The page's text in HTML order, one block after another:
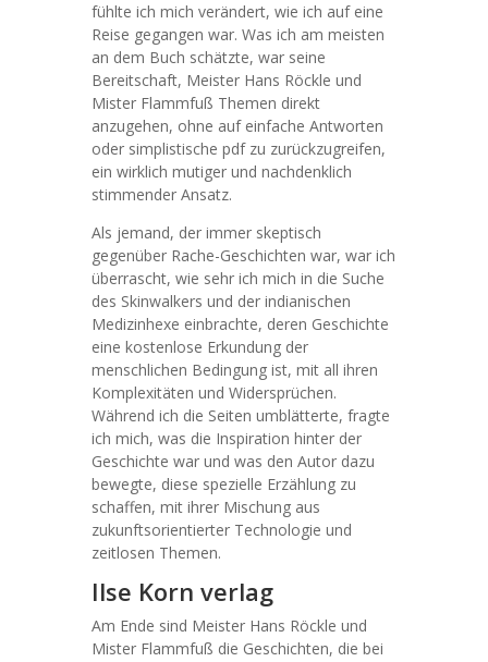
fühlte ich mich verändert, wie ich auf eine
Reise gegangen war. Was ich am meisten
an dem Buch schätzte, war seine
Bereitschaft, Meister Hans Röckle und
Mister Flammfuß Themen direkt
anzugehen, ohne auf einfache Antworten
oder simplistische pdf zu zurückzugreifen,
ein wirklich mutiger und nachdenklich
stimmender Ansatz.
Als jemand, der immer skeptisch
gegenüber Rache-Geschichten war, war ich
überrascht, wie sehr ich mich in die Suche
des Skinwalkers und der indianischen
Medizinhexe einbrachte, deren Geschichte
eine kostenlose Erkundung der
menschlichen Bedingung ist, mit all ihren
Komplexitäten und Widersprüchen.
Während ich die Seiten umblätterte, fragte
ich mich, was die Inspiration hinter der
Geschichte war und was den Autor dazu
bewegte, diese spezielle Erzählung zu
schaffen, mit ihrer Mischung aus
zukunftsorientierter Technologie und
zeitlosen Themen.
Ilse Korn verlag
Am Ende sind Meister Hans Röckle und
Mister Flammfuß die Geschichten, die bei